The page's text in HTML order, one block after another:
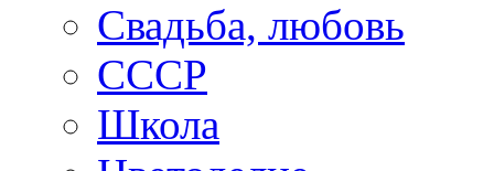
Свадьба, любовь
СССР
Школа